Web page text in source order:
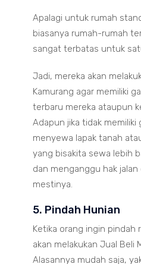
Apalagi untuk rumah
biasanya rumah-rumah
sangat terbatas untuk
Jadi, mereka akan
Kamurang agar memiliki
terbaru mereka ataupun
Adapun jika tidak memiliki
menyewa lapak tanah
yang bisakita sewa lebih
dan menganggu hak
mestinya.
5. Pindah Hunian
Ketika orang ingin pindah
akan melakukan Jual Beli
Alasannya mudah saja,